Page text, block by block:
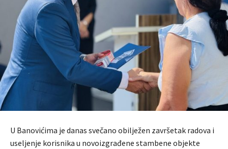
U Banovićima je danas svečano obilježen završetak radova i
useljenje korisnika u novoizgrađene stambene objekte